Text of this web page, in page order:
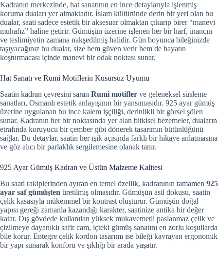
Kadranın merkezinde, hat sanatının en ince detaylarıyla işlenmiş
koruma duaları yer almaktadır. İslam kültüründe derin bir yeri olan bu
dualar, saati sadece estetik bir aksesuar olmaktan çıkarıp birer “manevi
muhafız” haline getirir. Gümüşün üzerine işlenen her bir harf, inancın
ve teslimiyetin zamana nakşedilmiş halidir. Gün boyunca bileğinizde
taşıyacağınız bu dualar, size hem güven verir hem de hayatın
koşturmacası içinde manevi bir odak noktası sunar.
Hat Sanatı ve Rumi Motiflerin Kusursuz Uyumu
Saatin kadran çevresini saran Rumi motifler ve geleneksel süsleme
sanatları, Osmanlı estetik anlayışının bir yansımasıdır. 925 ayar gümüş
üzerine uygulanan bu ince kalem işçiliği, derinlikli bir görsel şölen
sunar. Kadranın her bir noktasında yer alan bitkisel bezemeler, duaların
etrafında koruyucu bir çember gibi dönerek tasarımın bütünlüğünü
sağlar. Bu detaylar, saatin her ışık açısında farklı bir hikaye anlatmasına
ve göz alıcı bir parlaklık sergilemesine olanak tanır.
925 Ayar Gümüş Kadran ve Üstün Malzeme Kalitesi
Bu saati rakiplerinden ayıran en temel özellik, kadranının tamamen 925
ayar saf gümüşten üretilmiş olmasıdır. Gümüşün asil dokusu, saatin
çelik kasasıyla mükemmel bir kontrast oluşturur. Gümüşün doğal
yapısı gereği zamanla kazandığı karakter, saatinize antika bir değer
katar. Dış gövdede kullanılan yüksek mukavemetli paslanmaz çelik ve
çizilmeye dayanıklı safir cam, içteki gümüş sanatını en zorlu koşullarda
bile korur. Entegre çelik kordon tasarımı ise bileği kavrayan ergonomik
bir yapı sunarak konforu ve şıklığı bir arada yaşatır.